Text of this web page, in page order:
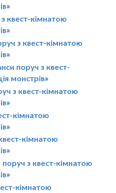
з квест-кімнатою
з квест-кімнатою
поруч з квест-
монстрів»
з квест-кімнатою
кімнатою
кімнатою
поруч з квест-кімнатою
кімнатою